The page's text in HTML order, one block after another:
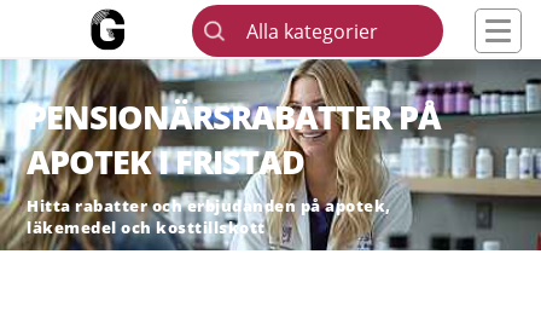
Alla kategorier
PENSIONÄRSRABATTER PÅ
APOTEK I FRISTAD
Hitta rabatter och erbjudanden på apotek,
läkemedel och kosttillskott